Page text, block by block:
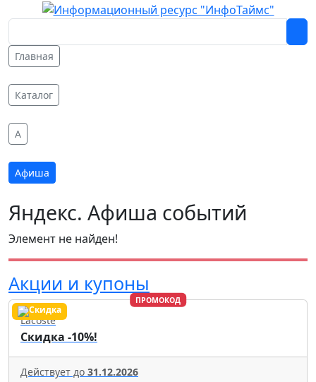
Главная
Каталог
A
Афиша
Яндекс. Афиша событий
Элемент не найден!
Акции и купоны
ПРОМОКОД
Lacoste
Скидка -10%!
Действует до 31.12.2026